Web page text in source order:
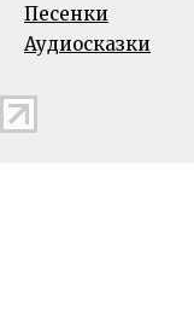
Песенки
Аудиосказки